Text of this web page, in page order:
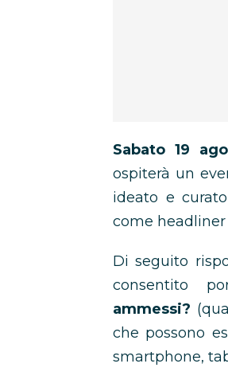
Sabato 19
ospiterà un
ideato e
come headliner
Di seguito
consentito
ammessi?
che possono
smartphone,